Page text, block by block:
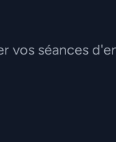
vos séances